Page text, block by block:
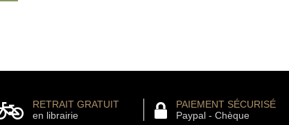
RETRAIT GRATUIT
en librairie
PAIEMENT SÉCURISÉ
Paypal - Chèque